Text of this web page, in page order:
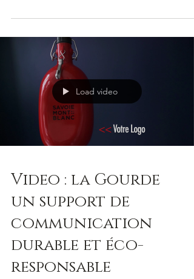
Load video
Video : la Gourde
un support de
communication
durable et éco-
responsable